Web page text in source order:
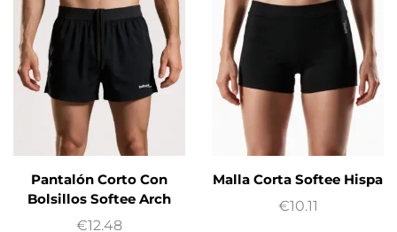
Pantalón Corto Con
Bolsillos Softee Arch
€12.48
Malla Corta Softee Hispa
€10.11